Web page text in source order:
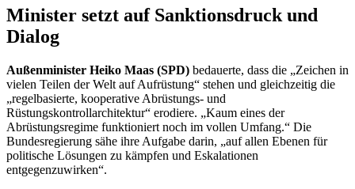
Minister setzt auf Sanktionsdruck und
Dialog
Außenminister Heiko Maas (SPD) bedauerte, dass die „Zeichen in
vielen Teilen der Welt auf Aufrüstung“ stehen und gleichzeitig die
„regelbasierte, kooperative Abrüstungs- und
Rüstungskontrollarchitektur“ erodiere. „Kaum eines der
Abrüstungsregime funktioniert noch im vollen Umfang.“ Die
Bundesregierung sähe ihre Aufgabe darin, „auf allen Ebenen für
politische Lösungen zu kämpfen und Eskalationen
entgegenzuwirken“.